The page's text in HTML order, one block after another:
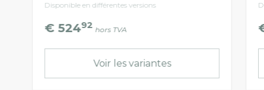
Disponible en différentes versions
€ 52492 hors TVA
Voir les variantes